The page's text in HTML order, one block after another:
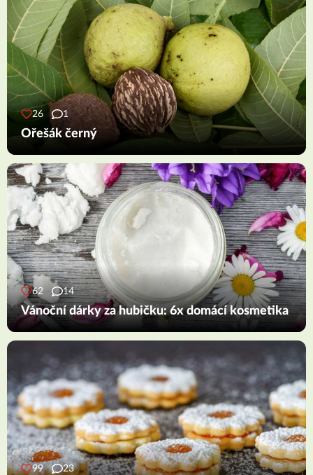
26 1
Ořešák černý
62 14
Vánoční dárky za hubičku: 6x domácí kosmetika
99 23